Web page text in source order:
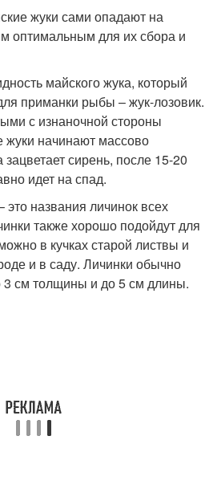
жуки сами опадают на
оптимальным для их сбора и
майского жука, который
приманки рыбы – жук-лозовик.
с изнаночной стороны
начинают массово
зацветает сирень, после 15-20
идет на спад.
это названия личинок всех
также хорошо подойдут для
в кучках старой листвы и
и в саду. Личинки обычно
3 см толщины и до 5 см длины.